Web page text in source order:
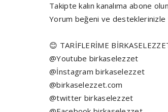
Takipte kalın kanalıma abone
Yorum beğeni ve
😊 TARİFLERİME
@Youtube birkaselezzet
@İnstagram birkaselezzet
@birkaselezzet.com
@twitter birkaselezzet